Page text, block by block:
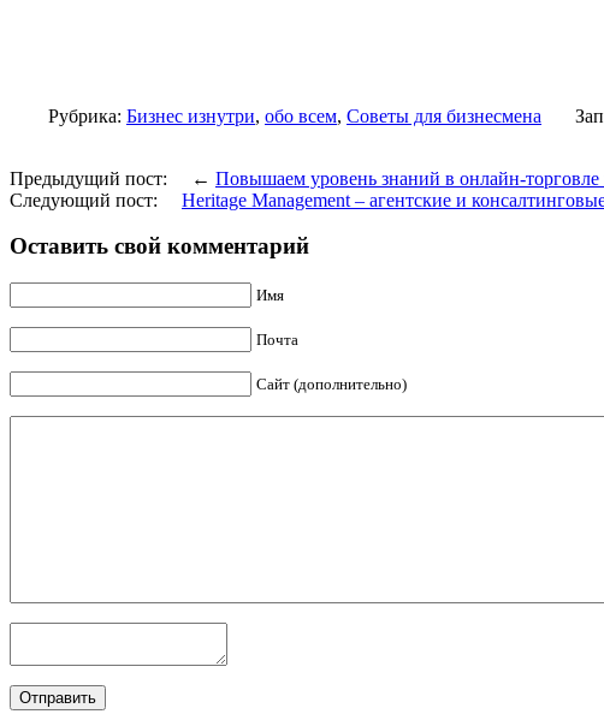
Рубрика: Бизнес изнутри, обо всем, Советы для бизнесмена
Предыдущий пост: ← Повышаем уровень знаний в онлайн-
Следующий пост: Heritage Management – агентские и
Оставить свой комментарий
Имя
Почта
Сайт (дополнительно)